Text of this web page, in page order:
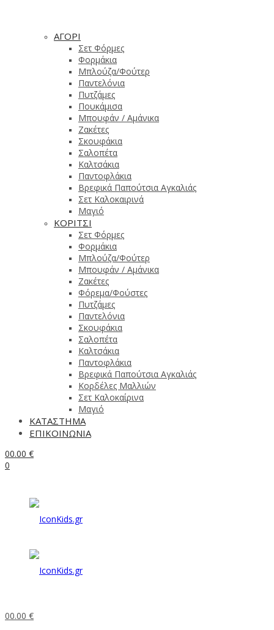
ΑΓΟΡΙ
Σετ Φόρμες
Φορμάκια
Μπλούζα/Φούτερ
Παντελόνια
Πυτζάμες
Πουκάμισα
Μπουφάν / Αμάνικα
Ζακέτες
Σκουφάκια
Σαλοπέτα
Καλτσάκια
Παντοφλάκια
Βρεφικά Παπούτσια Αγκαλιάς
Σετ Καλοκαιρινά
Μαγιό
ΚΟΡΙΤΣΙ
Σετ Φόρμες
Φορμάκια
Μπλούζα/Φούτερ
Μπουφάν / Αμάνικα
Ζακέτες
Φόρεμα/Φούστες
Πυτζάμες
Παντελόνια
Σκουφάκια
Σαλοπέτα
Καλτσάκια
Παντοφλάκια
Βρεφικά Παπούτσια Αγκαλιάς
Κορδέλες Μαλλιών
Σετ Καλοκαίρινα
Μαγιό
ΚΑΤΑΣΤΗΜΑ
ΕΠΙΚΟΙΝΩΝΙΑ
00.00 €
0
00.00 €